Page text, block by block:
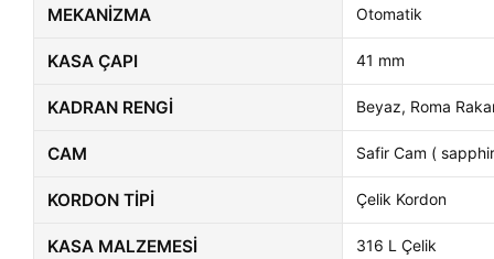
MEKANIZMA Otomatik
KASA ÇAPI 41 mm
KADRAN RENGI Beyaz, Roma
CAM Safir Cam (
KORDON TIPI Çelik Kordon
KASA MALZEMESI 316 L Çelik